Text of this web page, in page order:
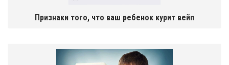
Признаки того, что ваш ребенок курит вейп